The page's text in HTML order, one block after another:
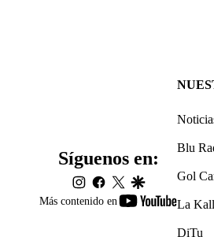
Más contenido en
Síguenos en:
instagram
facebook
twittergoogle
Blu
Gol
La
DiTu